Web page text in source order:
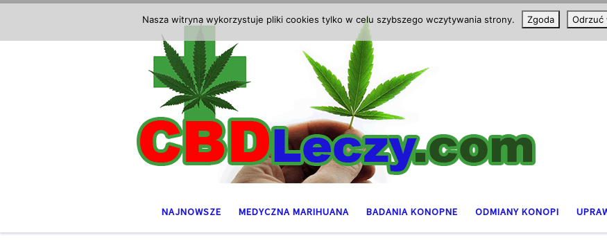
NAJNOWSZE MEDYCZNA MARIHUANA BADANIA KONOPNE ODMIANY KONOPI
Nasza witryna wykorzystuje pliki cookies tylko w celu szybszego wczytywania strony. Zgoda Odrzuć